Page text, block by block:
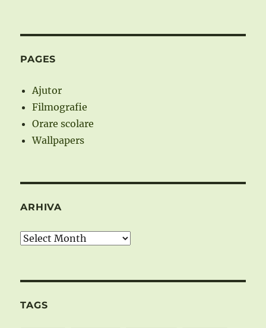
PAGES
Ajutor
Filmografie
Orare scolare
Wallpapers
ARHIVA
Arhiva
TAGS